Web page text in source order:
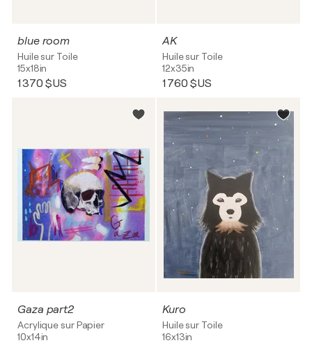
blue room
Huile sur Toile
15x18in
1 370 $US
AK
Huile sur Toile
12x35in
1 760 $US
Gaza part2
Acrylique sur Papier
10x14in
Kuro
Huile sur Toile
16x13in